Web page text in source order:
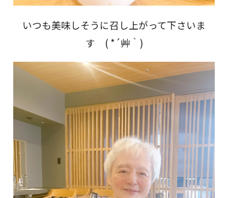
いつも美味しそうに召し上がって下さいま
す ( *´艸｀)